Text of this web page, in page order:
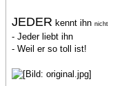
JEDER kennt ihn nicht
- Jeder liebt ihn
- Weil er so toll ist!